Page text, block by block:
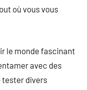
où vous vous
le monde fascinant
avec des
tester divers